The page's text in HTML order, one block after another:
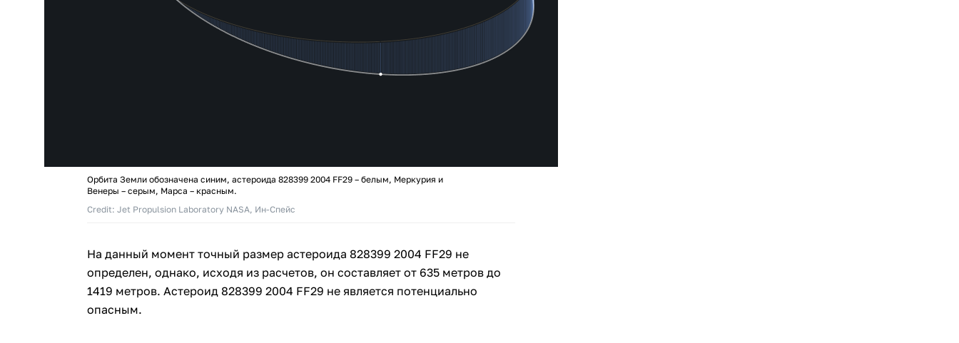
Орбита Земли обозначена синим, астероида 828399 2004 FF29 – белым, Меркурия и
Венеры – серым, Марса – красным.
Credit: Jet Propulsion Laboratory NASA, Ин-Спейс
На данный момент точный размер астероида 828399 2004 FF29 не
определен, однако, исходя из расчетов, он составляет от 635 метров до
1419 метров. Астероид 828399 2004 FF29 не является потенциально
опасным.